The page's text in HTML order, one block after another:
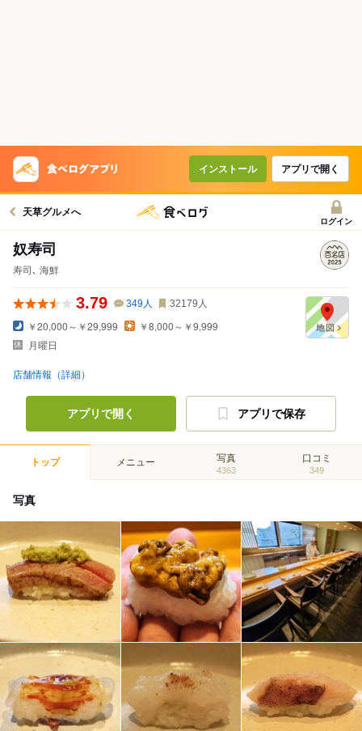
インストール アプリで開く
天草グルメへ
ログイン
奴寿司
寿司､ 海鮮
3.79 349人 32179 人
￥20,000～￥29,999
￥8,000～￥9,999
月曜日
店舗情報（詳細）
アプリで開く アプリで保存
トップ メニュー 写真
4363
口コミ
349
写真